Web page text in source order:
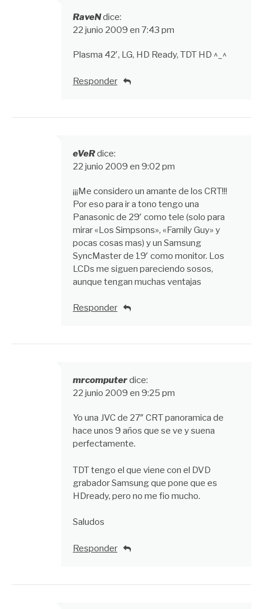
RaveNdice:
22 junio 2009 en 7:43 pm
Plasma 42′, LG, HD Ready, TDT HD ^_^
Responder
eVeRdice:
22 junio 2009 en 9:02 pm
¡¡¡Me considero un amante de los CRT!!!
Por eso para ir a tono tengo una
Panasonic de 29′ como tele (solo para
mirar «Los Simpsons», «Family Guy» y
pocas cosas mas) y un Samsung
SyncMaster de 19′ como monitor. Los
LCDs me siguen pareciendo sosos,
aunque tengan muchas ventajas
Responder
mrcomputerdice:
22 junio 2009 en 9:25 pm
Yo una JVC de 27″ CRT panoramica de
hace unos 9 años que se ve y suena
perfectamente.
TDT tengo el que viene con el DVD
grabador Samsung que pone que es
HDready, pero no me fio mucho.
Saludos
Responder